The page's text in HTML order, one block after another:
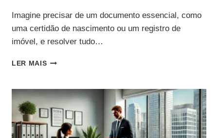
Imagine precisar de um documento essencial, como
uma certidão de nascimento ou um registro de
imóvel, e resolver tudo…
LER MAISCARTÓRIO
ENTENDA
SEU
FUNCIONAMENTO
E
CONHEÇA